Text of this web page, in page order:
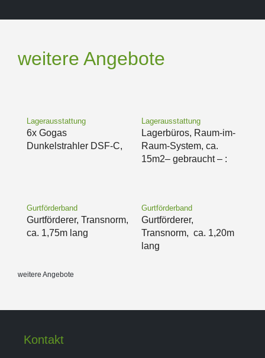
weitere Angebote
Lagerausstattung
6x Gogas
Dunkelstrahler DSF-C,
Lagerausstattung
Lagerbüros, Raum-im-
Raum-System, ca.
15m2– gebraucht – :
Gurtförderband
Gurtförderer, Transnorm,
ca. 1,75m lang
Gurtförderband
Gurtförderer,
Transnorm, ca. 1,20m
lang
weitere Angebote
Kontakt